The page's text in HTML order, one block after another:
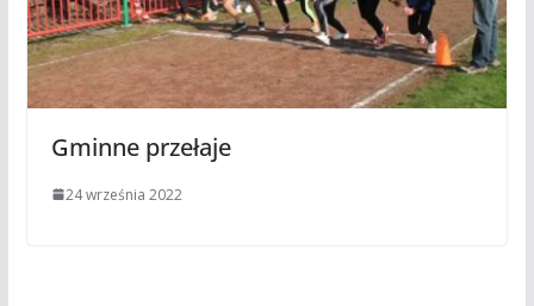
Gminne przełaje
24 września 2022